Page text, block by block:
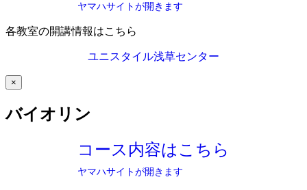
ヤマハサイトが開きます
各教室の開講情報はこちら
ユニスタイル浅草センター
×
バイオリン
コース内容はこちら
ヤマハサイトが開きます